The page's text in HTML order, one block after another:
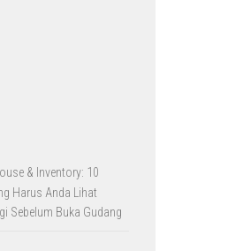
& Inventory: 10
Harus Anda Lihat
Sebelum Buka Gudang